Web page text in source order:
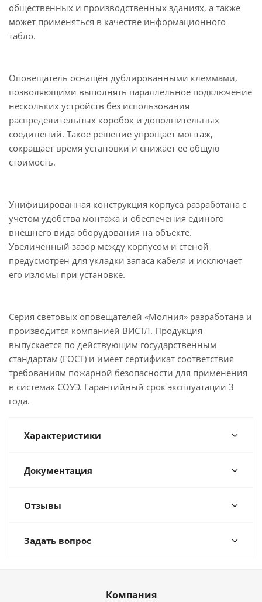
общественных и производственных зданиях, а также
может применяться в качестве информационного
табло.
Оповещатель оснащён дублированными клеммами,
позволяющими выполнять параллельное подключение
нескольких устройств без использования
распределительных коробок и дополнительных
соединений. Такое решение упрощает монтаж,
сокращает время установки и снижает ее общую
стоимость.
Унифицированная конструкция корпуса разработана с
учетом удобства монтажа и обеспечения единого
внешнего вида оборудования на объекте.
Увеличенный зазор между корпусом и стеной
предусмотрен для укладки запаса кабеля и исключает
его изломы при установке.
Серия световых оповещателей «Молния» разработана и
производится компанией ВИСТЛ. Продукция
выпускается по действующим государственным
стандартам (ГОСТ) и имеет сертификат соответствия
требованиям пожарной безопасности для применения
в системах СОУЭ. Гарантийный срок эксплуатации 3
года.
Характеристики
Документация
Отзывы
Задать вопрос
Компания